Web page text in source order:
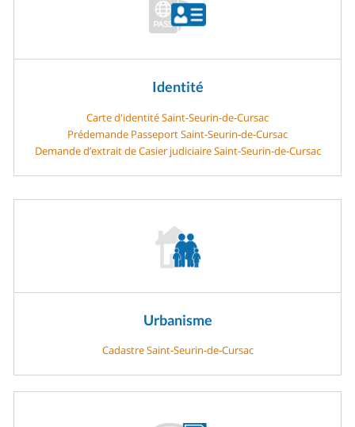
Identité
Carte d'identité Saint-Seurin-de-Cursac
Prédemande Passeport Saint-Seurin-de-Cursac
Demande d’extrait de Casier judiciaire Saint-Seurin-de-Cursac
Urbanisme
Cadastre Saint-Seurin-de-Cursac